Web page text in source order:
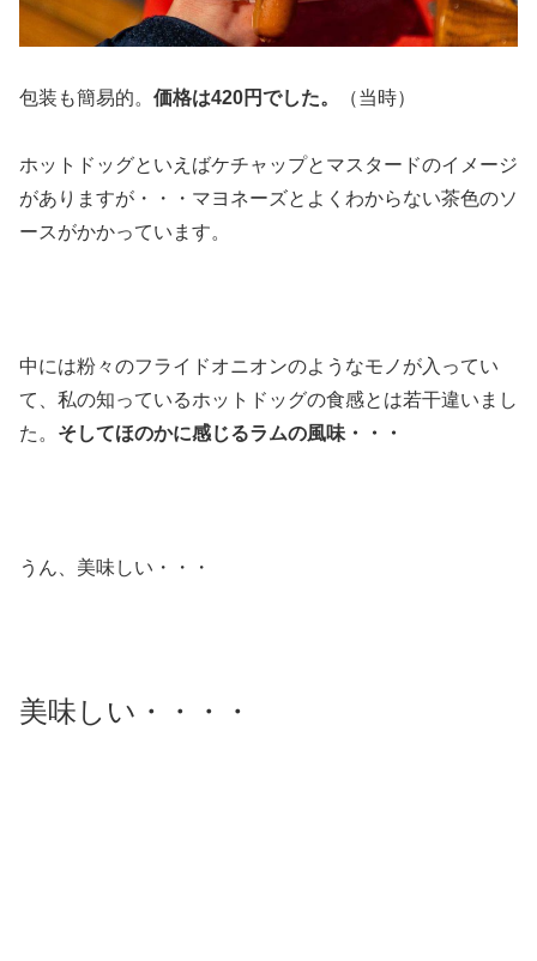
包装も簡易的。 価格は420円でした。 （当時）
ホットドッグといえばケチャップとマスタードのイメージ
がありますが・・・マヨネーズとよくわからない茶色のソ
ースがかかっています。
中には粉々のフライドオニオンのようなモノが入ってい
て、私の知っているホットドッグの食感とは若干違いまし
た。 そしてほのかに感じるラムの風味・・・
うん、美味しい・・・
美味しい・・・・